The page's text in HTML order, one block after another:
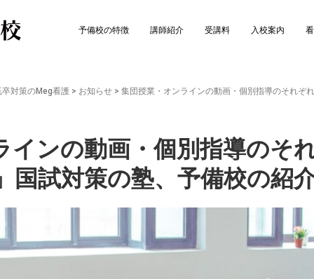
予備校の特徴 講師紹介 受講料 入校案内
対策のMeg看護 > お知らせ >集団授業・オンラインの動画・個別指導のそれぞ
インの動画・個別指導のそ
国試対策の塾、予備校の紹